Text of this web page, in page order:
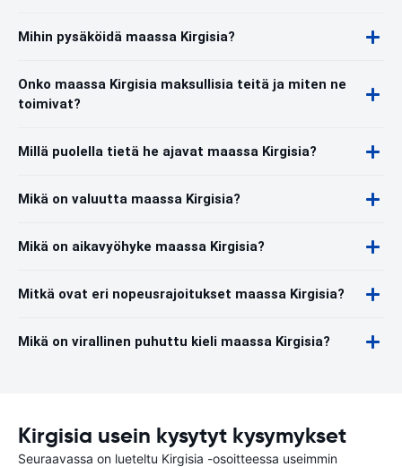
Mihin pysäköidä maassa Kirgisia?
Onko maassa Kirgisia maksullisia teitä ja miten ne
toimivat?
Millä puolella tietä he ajavat maassa Kirgisia?
Mikä on valuutta maassa Kirgisia?
Mikä on aikavyöhyke maassa Kirgisia?
Mitkä ovat eri nopeusrajoitukset maassa Kirgisia?
Mikä on virallinen puhuttu kieli maassa Kirgisia?
Kirgisia usein kysytyt kysymykset
Seuraavassa on lueteltu Kirgisia -osoitteessa useimmin